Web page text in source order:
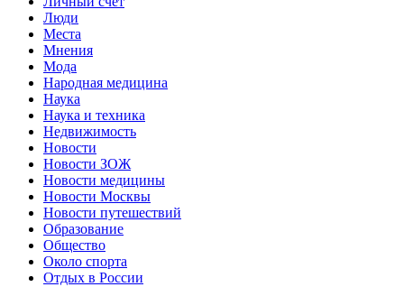
Люди
Места
Мнения
Мода
Народная медицина
Наука
Наука и техника
Недвижимость
Новости
Новости ЗОЖ
Новости медицины
Новости Москвы
Новости путешествий
Образование
Общество
Около спорта
Отдых в России